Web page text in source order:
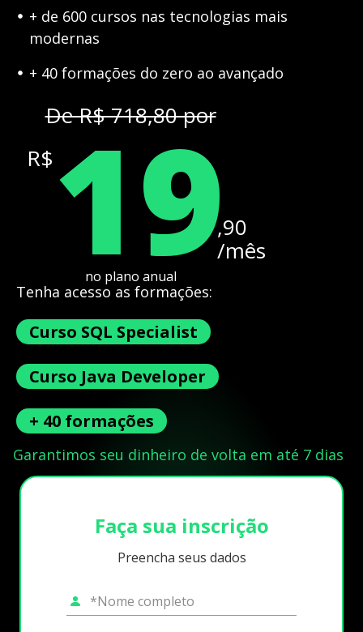
+ de 600 cursos nas tecnologias mais
modernas
+ 40 formações do zero ao avançado
De R$ 718,80 por
R$ 19,90
/mês
no plano anual
Tenha acesso as formações:
Curso SQL Specialist
Curso Java Developer
+ 40 formações
Garantimos seu dinheiro de volta em até 7 dias
Faça sua inscrição
Preencha seus dados